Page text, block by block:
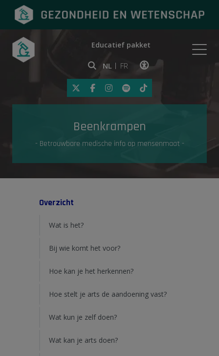
Onderwerpen
Gezondheid in de media
Educatief pakket
NL FR
Klik op deze link om
Beenkrampen
- Betrouwbare medische info op mensenmaat -
Overzicht
Wat is het?
Bij wie komt het voor?
Hoe kan je het herkennen?
Hoe stelt je arts de aandoening vast?
Wat kun je zelf doen?
Wat kan je arts doen?